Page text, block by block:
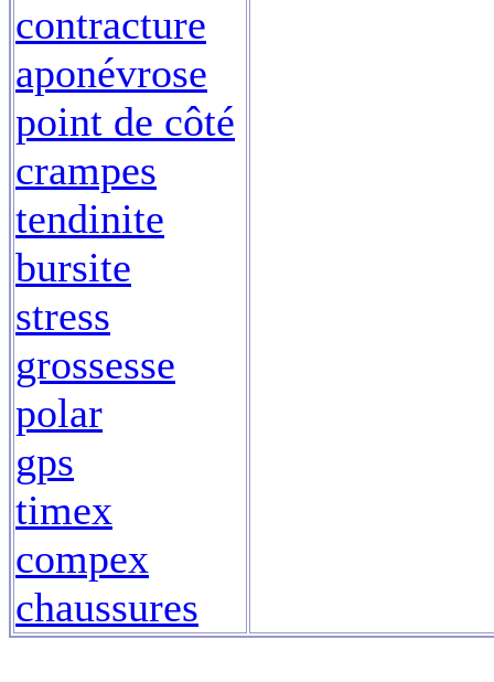
contracture
aponévrose
point de côté
crampes
tendinite
bursite
stress
grossesse
polar
gps
timex
compex
chaussures